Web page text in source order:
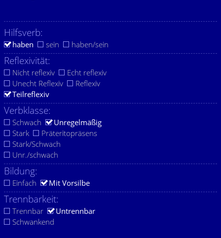
Hilfsverb:
haben sein haben/sein
Reflexivität:
Nicht reflexiv
Echt reflexiv
Unecht Reflexiv
Reflexiv
Teilreflexiv
Verbklasse:
Schwach
Unregelmäßig
Stark
Präteritopräsens
Stark/Schwach
Unr./schwach
Bildung:
Einfach Mit Vorsilbe
Trennbarkeit:
Trennbar
Untrennbar
Schwankend